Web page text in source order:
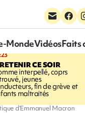
MondeVidéosFaits
CE SOIR
interpellé, coprs
jeunes
fin de grève et
maltraités
d’Emmanuel Macron